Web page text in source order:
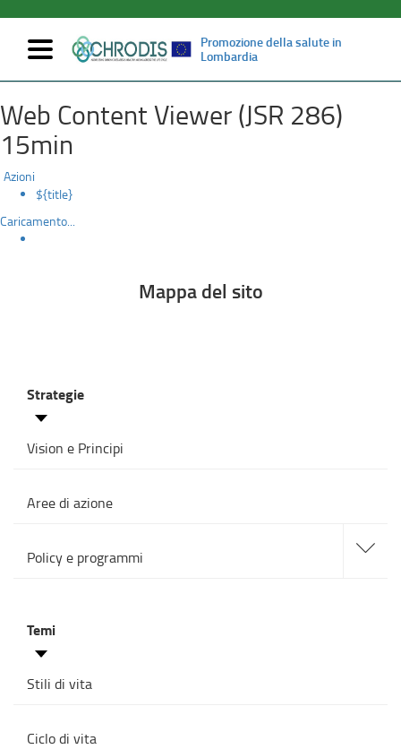
al
contenuto
principale
Mappa
del
sito
Mostra/nascondi
navigazione
Promozione della salute in
Lombardia
Web Content Viewer (JSR 286)
15min
Azioni
${title}
Caricamento...
Mappa del sito
Strategie
Vision e Principi
Aree di azione
Policy e programmi
alle
sotto
Temi
Stili di vita
Ciclo di vita